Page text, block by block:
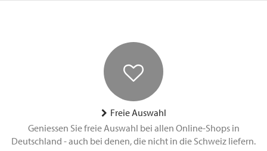
Freie Auswahl
Geniessen Sie freie Auswahl bei allen Online-Shops in
Deutschland - auch bei denen, die nicht in die Schweiz liefern.